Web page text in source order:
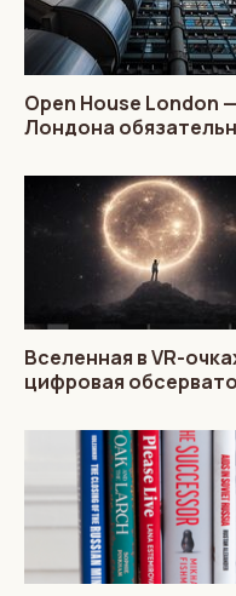
Open House London
Лондона
Вселенная в VR-
цифровая